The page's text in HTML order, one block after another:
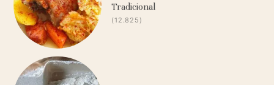
Tradicional
(12.825)